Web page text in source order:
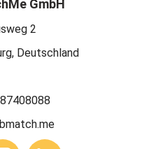
GmbH
2
Deutschland